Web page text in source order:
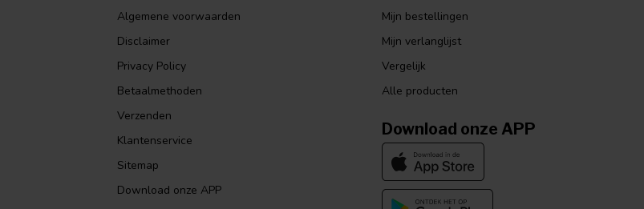
Algemene voorwaarden
Disclaimer
Privacy Policy
Betaalmethoden
Verzenden
Klantenservice
Sitemap
Download onze APP
Mijn bestellingen
Mijn verlanglijst
Vergelijk
Alle producten
Download onze APP